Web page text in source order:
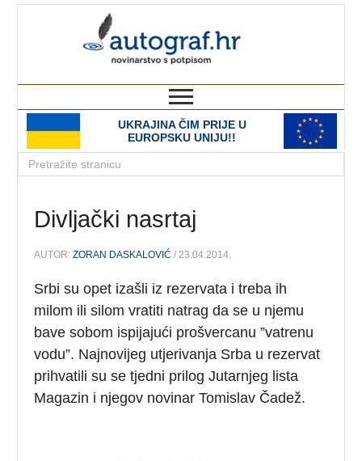
UKRAJINA ČIM PRIJE U
EUROPSKU UNIJU!!
Divljački nasrtaj
AUTOR:ZORAN DASKALOVIĆ / 23.04.2014.
Srbi su opet izašli iz rezervata i treba ih
milom ili silom vratiti natrag da se u njemu
bave sobom ispijajući prošvercanu ”vatrenu
vodu”. Najnovijeg utjerivanja Srba u rezervat
prihvatili su se tjedni prilog Jutarnjeg lista
Magazin i njegov novinar Tomislav Čadež.